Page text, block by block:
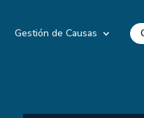
Gestión de Causas